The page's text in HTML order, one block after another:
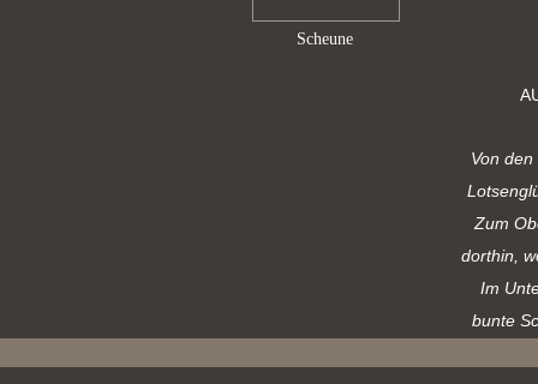
Scheune
Von
Zum
dorthin,
Im
bunte